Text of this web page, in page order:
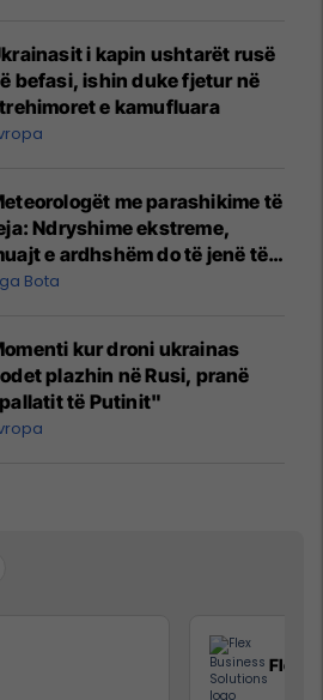
i kapin ushtarët rusë
befasi, ishin duke fjetur në
e kamufluara
me parashikime të
Ndryshime ekstreme,
e ardhshëm do të jenë të
Bota
kur droni ukrainas
plazhin në Rusi, pranë
të Putinit"
Flex